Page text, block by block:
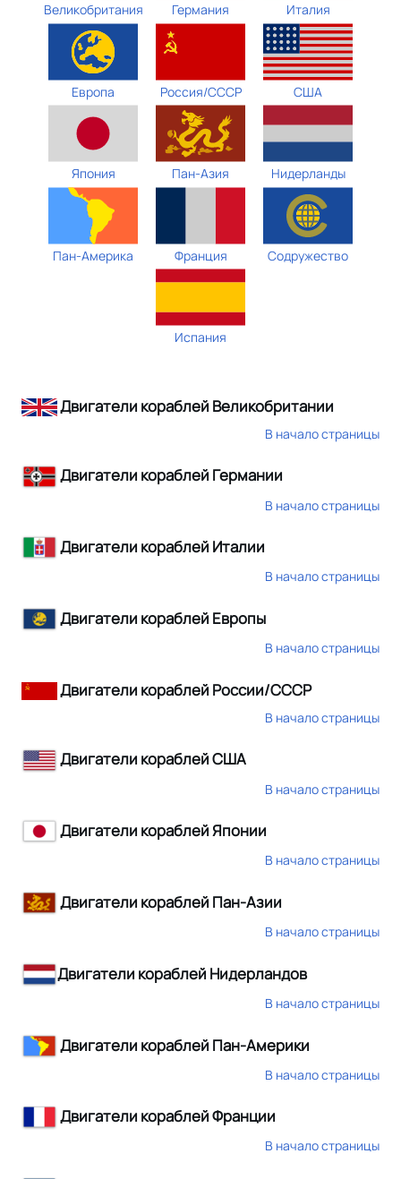
Великобритания Германия Италия
Европа Россия/СССР США
Япония Пан-Азия Нидерланды
Пан-Америка Франция Содружество
Испания
Двигатели кораблей Великобритании
В начало страницы
Двигатели кораблей Германии
В начало страницы
Двигатели кораблей Италии
В начало страницы
Двигатели кораблей Европы
В начало страницы
Двигатели кораблей России/СССР
В начало страницы
Двигатели кораблей США
В начало страницы
Двигатели кораблей Японии
В начало страницы
Двигатели кораблей Пан-Азии
В начало страницы
Двигатели кораблей Нидерландов
В начало страницы
Двигатели кораблей Пан-Америки
В начало страницы
Двигатели кораблей Франции
В начало страницы